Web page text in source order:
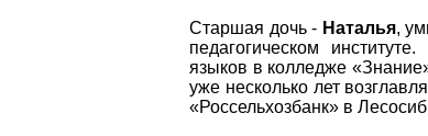
Старшая дочь - Наталья,
педагогическом
языков в колледже
уже несколько лет
«Россельхозбанк» в